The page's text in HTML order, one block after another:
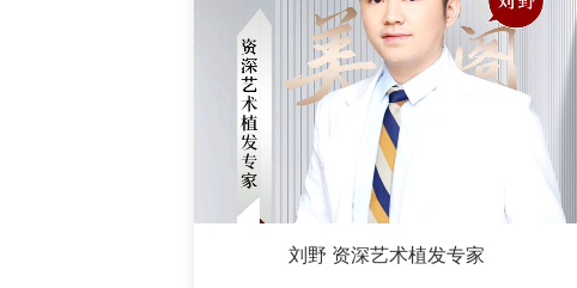
刘野 资深艺术植发专家